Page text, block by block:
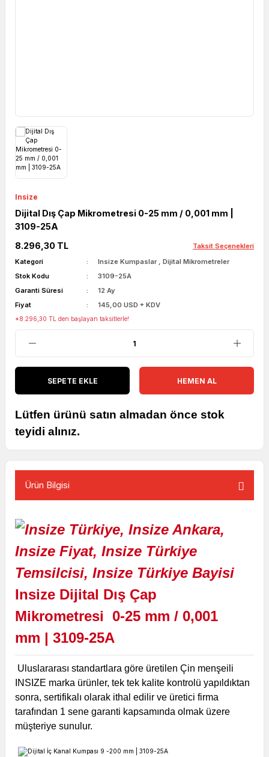
Insize
Dijital Dış Çap Mikrometresi 0-25 mm / 0,001 mm |
3109-25A
8.296,30 TL
Taksit Seçenekleri
Kategori
Insize Kumpaslar ,Dijital Mikrometreler
Stok Kodu
3109-25A
Garanti Süresi
12 Ay
Fiyat
145,00 USD + KDV
*8.296,30 TL den başlayan taksitlerle!
SEPETE EKLE HEMEN AL
Lütfen ürünü satın almadan önce stok
teyidi alınız.
Ürün Bilgisi
Insize Dijital Dış Çap
Mikrometresi
0-25 mm / 0,001
mm | 3109-25A
Uluslararası standartlara göre üretilen Çin menşeili
INSIZE marka ürünler, tek tek kalite kontrolü yapıldıktan
sonra, sertifikalı olarak ithal edilir ve üretici firma
tarafından 1 sene garanti kapsamında olmak üzere
müşteriye sunulur.